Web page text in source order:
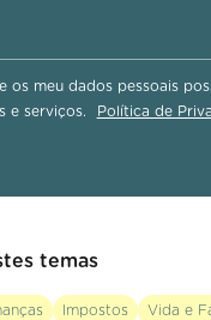
os meu dados pessoais
e serviços.
Política de
temas
Impostos Vida e